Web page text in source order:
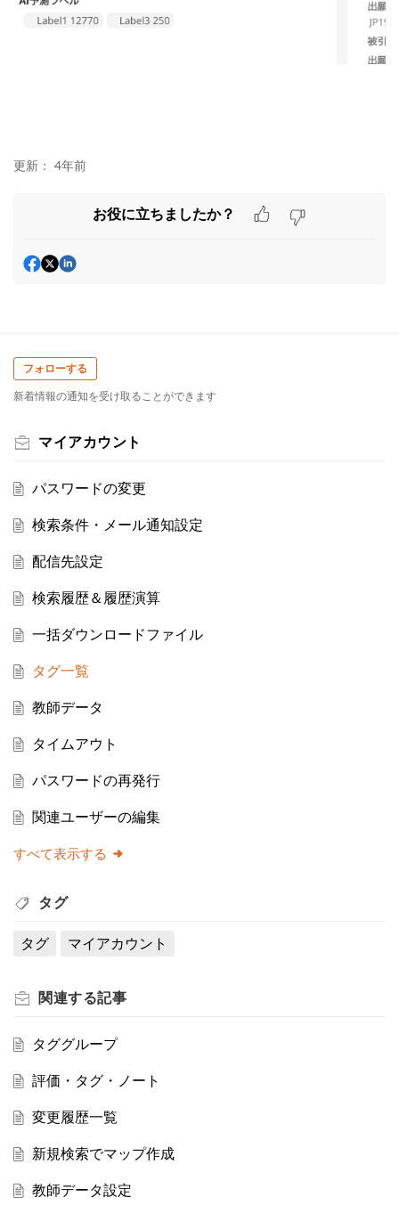
更新： 4年前
お役に立ちましたか？
フォローする
新着情報の通知を受け取ることができます
マイアカウント
パスワードの変更
検索条件・メール通知設定
配信先設定
検索履歴＆履歴演算
一括ダウンロードファイル
タグ一覧
教師データ
タイムアウト
パスワードの再発行
関連ユーザーの編集
すべて表示する
タグ
タグ マイアカウント
関連する記事
タググループ
評価・タグ・ノート
変更履歴一覧
新規検索でマップ作成
教師データ設定